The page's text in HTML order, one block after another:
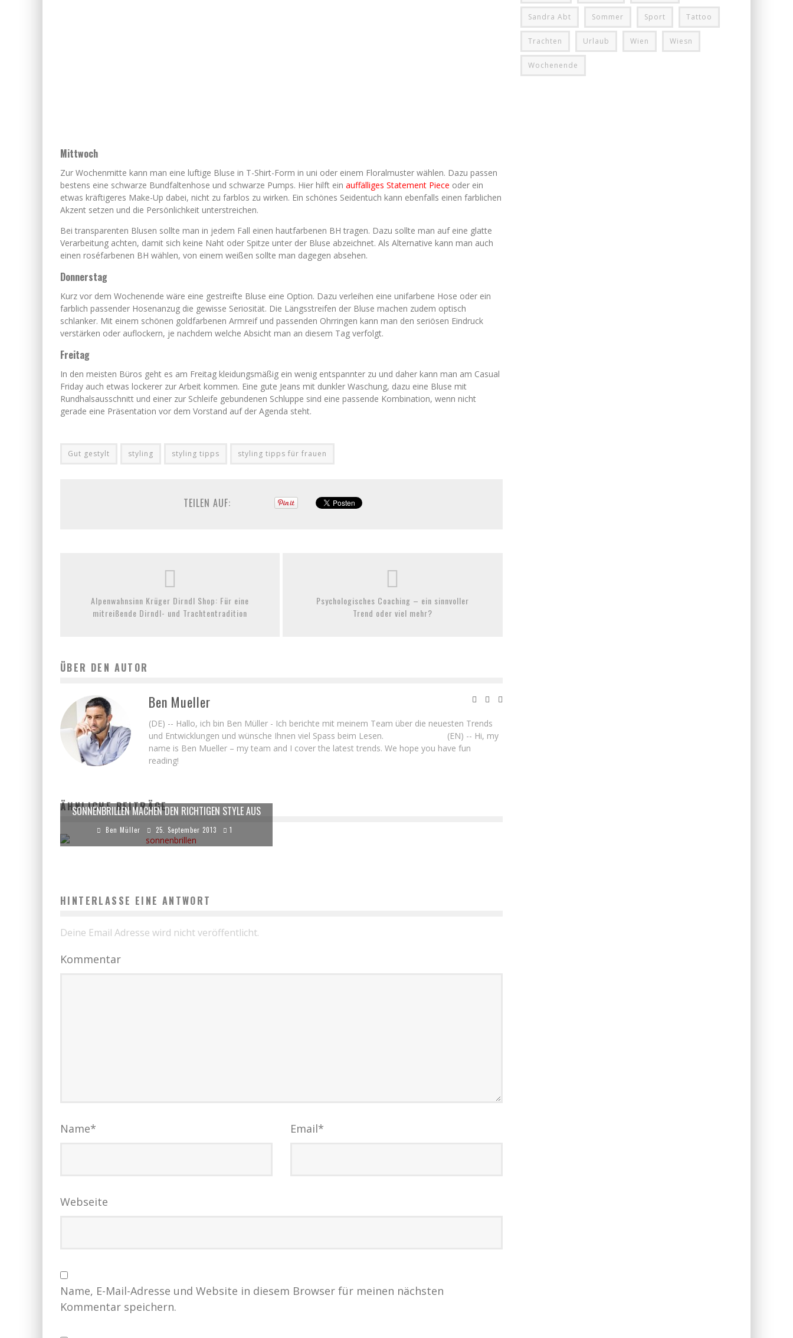
Mittwoch
Zur Wochenmitte kann man eine luftige Bluse in T-Shirt-Form in uni oder einem Floralmuster wählen. Dazu passen
bestens eine schwarze Bundfaltenhose und schwarze Pumps. Hier hilft ein auffälliges Statement Piece oder ein
etwas kräftigeres Make-Up dabei, nicht zu farblos zu wirken. Ein schönes Seidentuch kann ebenfalls einen farblichen
Akzent setzen und die Persönlichkeit unterstreichen.
Bei transparenten Blusen sollte man in jedem Fall einen hautfarbenen BH tragen. Dazu sollte man auf eine glatte
Verarbeitung achten, damit sich keine Naht oder Spitze unter der Bluse abzeichnet. Als Alternative kann man auch
einen roséfarbenen BH wählen, von einem weißen sollte man dagegen absehen.
Donnerstag
Kurz vor dem Wochenende wäre eine gestreifte Bluse eine Option. Dazu verleihen eine unifarbene Hose oder ein
farblich passender Hosenanzug die gewisse Seriosität. Die Längsstreifen der Bluse machen zudem optisch
schlanker. Mit einem schönen goldfarbenen Armreif und passenden Ohrringen kann man den seriösen Eindruck
verstärken oder auflockern, je nachdem welche Absicht man an diesem Tag verfolgt.
Freitag
In den meisten Büros geht es am Freitag kleidungsmäßig ein wenig entspannter zu und daher kann man am Casual
Friday auch etwas lockerer zur Arbeit kommen. Eine gute Jeans mit dunkler Waschung, dazu eine Bluse mit
Rundhalsausschnitt und einer zur Schleife gebundenen Schluppe sind eine passende Kombination, wenn nicht
gerade eine Präsentation vor dem Vorstand auf der Agenda steht.
Gut gestylt styling styling tipps styling tipps für frauen
TEILEN AUF:
Alpenwahnsinn Krüger Dirndl Shop: Für eine
mitreißende Dirndl- und Trachtentradition
Psychologisches Coaching – ein sinnvoller
Trend oder viel mehr?
ÜBER DEN AUTOR
Ben Mueller
(DE) -- Hallo, ich bin Ben Müller - Ich berichte mit meinem Team über die neuesten Trends
und Entwicklungen und wünsche Ihnen viel Spass beim Lesen. (EN) -- Hi, my
name is Ben Mueller – my team and I cover the latest trends. We hope you have fun
reading!
ÄHNLICHE BEITRÄGE
SONNENBRILLEN MACHEN DEN RICHTIGEN STYLE AUS
Ben Müller 25. September 2013 1
HINTERLASSE EINE ANTWORT
Deine Email Adresse wird nicht veröffentlicht.
Kommentar
Name* Email*
Webseite
Name, E-Mail-Adresse und Website in diesem Browser für meinen nächsten
Kommentar speichern.
Sandra Abt Sommer Sport Tattoo
Trachten Urlaub Wien Wiesn
Wochenende